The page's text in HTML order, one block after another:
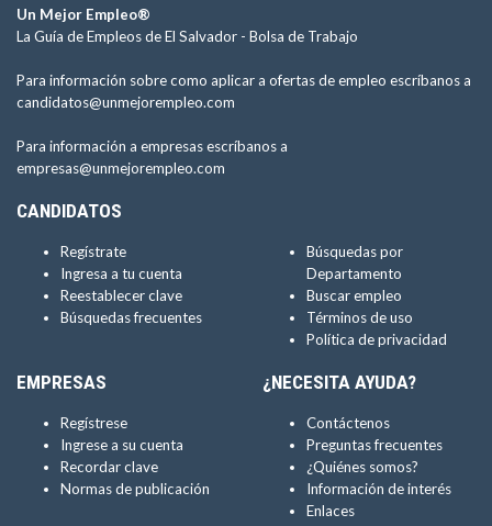
Un Mejor Empleo®
La Guía de Empleos de El Salvador - Bolsa de Trabajo
Para información sobre como aplicar a ofertas de empleo escríbanos a
candidatos@unmejorempleo.com
Para información a empresas escríbanos a
empresas@unmejorempleo.com
CANDIDATOS
Regístrate
Ingresa a tu cuenta
Reestablecer clave
Búsquedas frecuentes
Búsquedas por
Departamento
Buscar empleo
Términos de uso
Política de privacidad
EMPRESAS
Regístrese
Ingrese a su cuenta
Recordar clave
Normas de publicación
¿NECESITA AYUDA?
Contáctenos
Preguntas frecuentes
¿Quiénes somos?
Información de interés
Enlaces